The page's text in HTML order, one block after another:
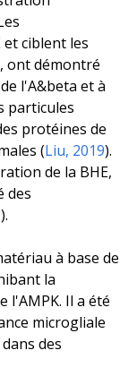
ciblent les
ont démontré
l'A&beta et à
particules
protéines de
(Liu, 2019).
de la BHE,
des
).
à base de
la
l'AMPK. Il a été
microgliale
des